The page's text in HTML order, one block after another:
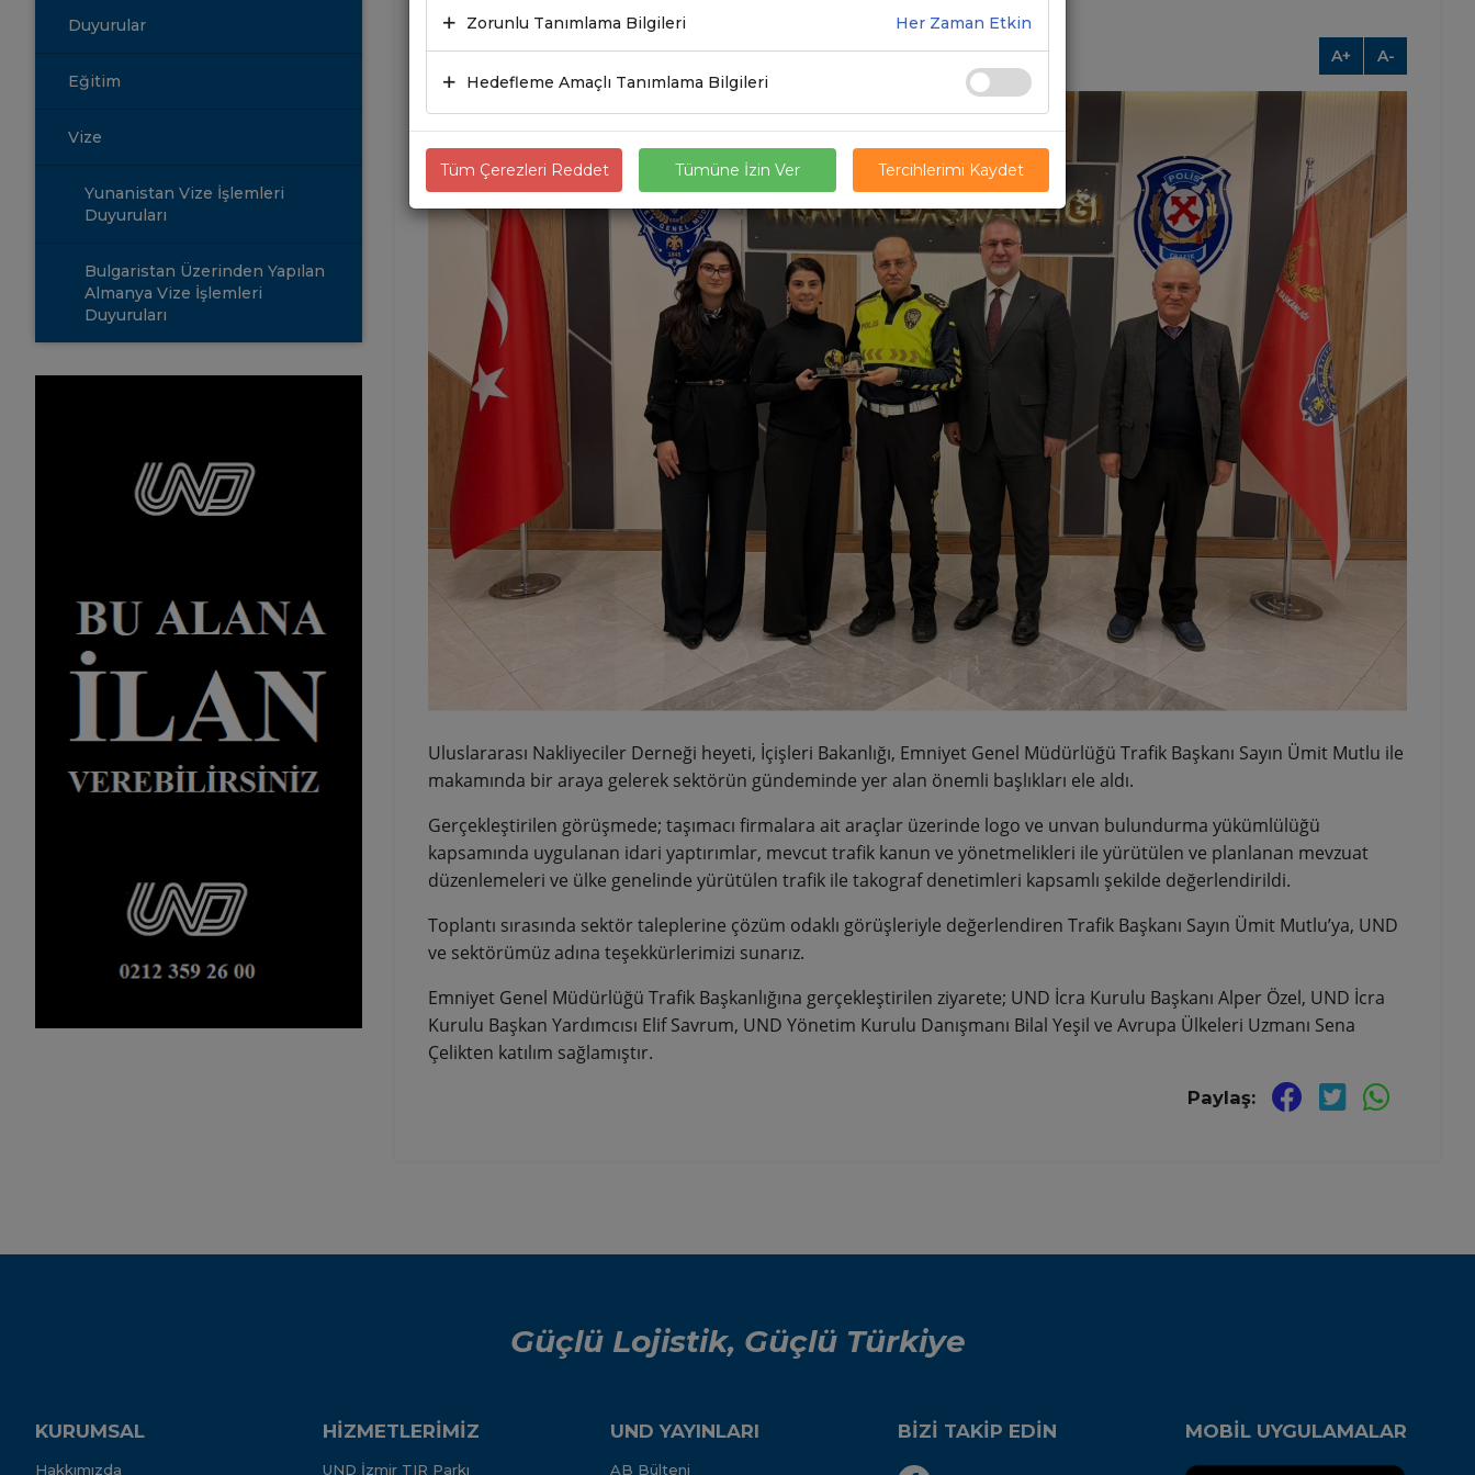
Duyurular
Eğitim
Vize
Yunanistan Vize İşlemleri
Duyuruları
Bulgaristan Üzerinden Yapılan
Almanya Vize İşlemleri
Duyuruları
06.01.2026 A+ A-
Uluslararası Nakliyeciler Derneği heyeti, İçişleri Bakanlığı, Emniyet Genel Müdürlüğü Trafik Başkanı Sayın Ümit Mutlu ile
makamında bir araya gelerek sektörün gündeminde yer alan önemli başlıkları ele aldı.
Gerçekleştirilen görüşmede; taşımacı firmalara ait araçlar üzerinde logo ve unvan bulundurma yükümlülüğü
kapsamında uygulanan idari yaptırımlar, mevcut trafik kanun ve yönetmelikleri ile yürütülen ve planlanan mevzuat
düzenlemeleri ve ülke genelinde yürütülen trafik ile takograf denetimleri kapsamlı şekilde değerlendirildi.
Toplantı sırasında sektör taleplerine çözüm odaklı görüşleriyle değerlendiren Trafik Başkanı Sayın Ümit Mutlu’ya, UND
ve sektörümüz adına teşekkürlerimizi sunarız.
Emniyet Genel Müdürlüğü Trafik Başkanlığına gerçekleştirilen ziyarete; UND İcra Kurulu Başkanı Alper Özel, UND İcra
Kurulu Başkan Yardımcısı Elif Savrum, UND Yönetim Kurulu Danışmanı Bilal Yeşil ve Avrupa Ülkeleri Uzmanı Sena
Çelikten katılım sağlamıştır.
Paylaş:
Güçlü Lojistik, Güçlü Türkiye
KURUMSAL
Hakkımızda
HİZMETLERİMİZ
UND İzmir TIR Parkı
UND YAYINLARI
AB Bülteni
BİZİ TAKİP EDİN MOBİL UYGULAMALAR
Zorunlu Tanımlama Bilgileri Her Zaman Etkin
Hedefleme Amaçlı Tanımlama Bilgileri
Tüm Çerezleri Reddet Tümüne İzin Ver Tercihlerimi Kaydet